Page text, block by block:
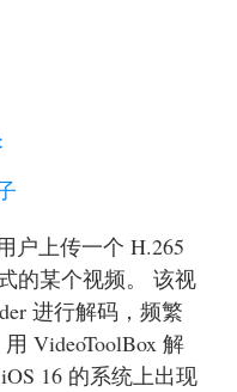
户上传一个 H.265
的某个视频。 该视
进行解码，频繁
VideoToolBox 解
16 的系统上出现